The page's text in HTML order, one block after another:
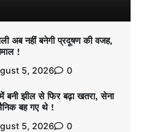
अब नहीं बनेगी प्रदूषण की वजह,
!
5, 2026 0
बनी झील से फिर बढ़ा खतरा, सेना
बह गए थे !
5, 2026 0